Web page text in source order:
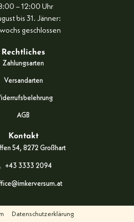
– 12:00 Uhr
bis 31. Jänner:
geschlossen
Rechtliches
Zahlungsarten
Versandarten
AGB
Kontakt
54, 8272 Großhart
+43 3333 2094
Datenschutzerklärung